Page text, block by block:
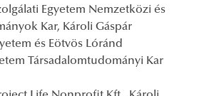
Egyetem Nemzetközi és
Kar, Károli Gáspár
és Eötvös Lóránd
Társadalomtudományi Kar